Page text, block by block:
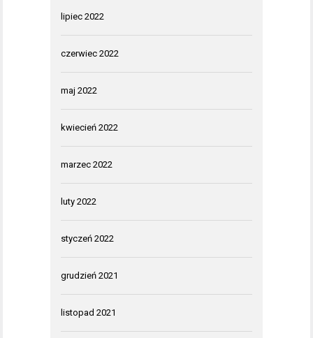
lipiec 2022
czerwiec 2022
maj 2022
kwiecień 2022
marzec 2022
luty 2022
styczeń 2022
grudzień 2021
listopad 2021